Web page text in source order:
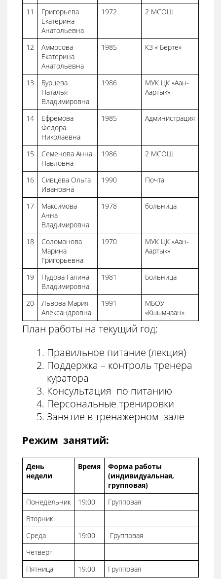
11
Григорьева
Екатерина
Анатольевна
1972 2 МСОШ
12
Аммосова
Екатерина
Анатольевна
1985 КЗ « Берте»
13
Бурцева
Наталья
Владимировна
1986
МУК ЦК «Аан-
Аартык»
14
Ефремова
Федора
Николаевна
1985 Администрация
15
Семенова Анна
Павловна
1986 2 МСОШ
16
Сивцева Ольга
Ивановна
1990 Почта
17
Максимова
Анна
Владимировна
1978 больница
18
Соломонова
Марина
Григорьевна
1970
МУК ЦК «Аан-
Аартык»
19
Пудова Галина
Владимировна
1981 Больница
20
Львова Мария
Александровна
1991
МБОУ
«Кыымчаан»
План работы на текущий год:
Правильное питание (лекция)
Поддержка – контроль тренера
куратора
Консультация по питанию
Персональные тренировки
Занятие в тренажерном зале
Режим занятий:
День
недели
Время
Форма работы
(индивидуальная,
групповая)
Понедельник
19:00
Групповая
Вторник
Среда
19:00
Групповая
Четверг
Пятница
19.00 Групповая